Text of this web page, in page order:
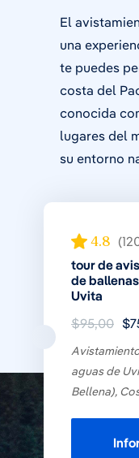
El
una
te puedes
costa del
conocida
lugares del
su entorno
4.8
tour de
de
Uvita
$95,00
aguas de
Bellena),